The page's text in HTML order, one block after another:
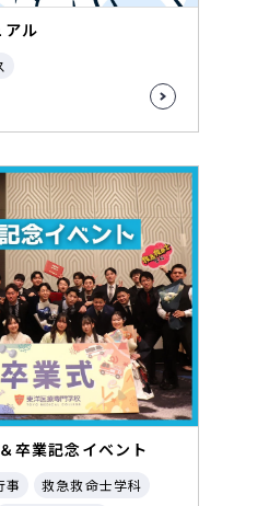
アル
卒業記念イベント
事
救急救命士学科